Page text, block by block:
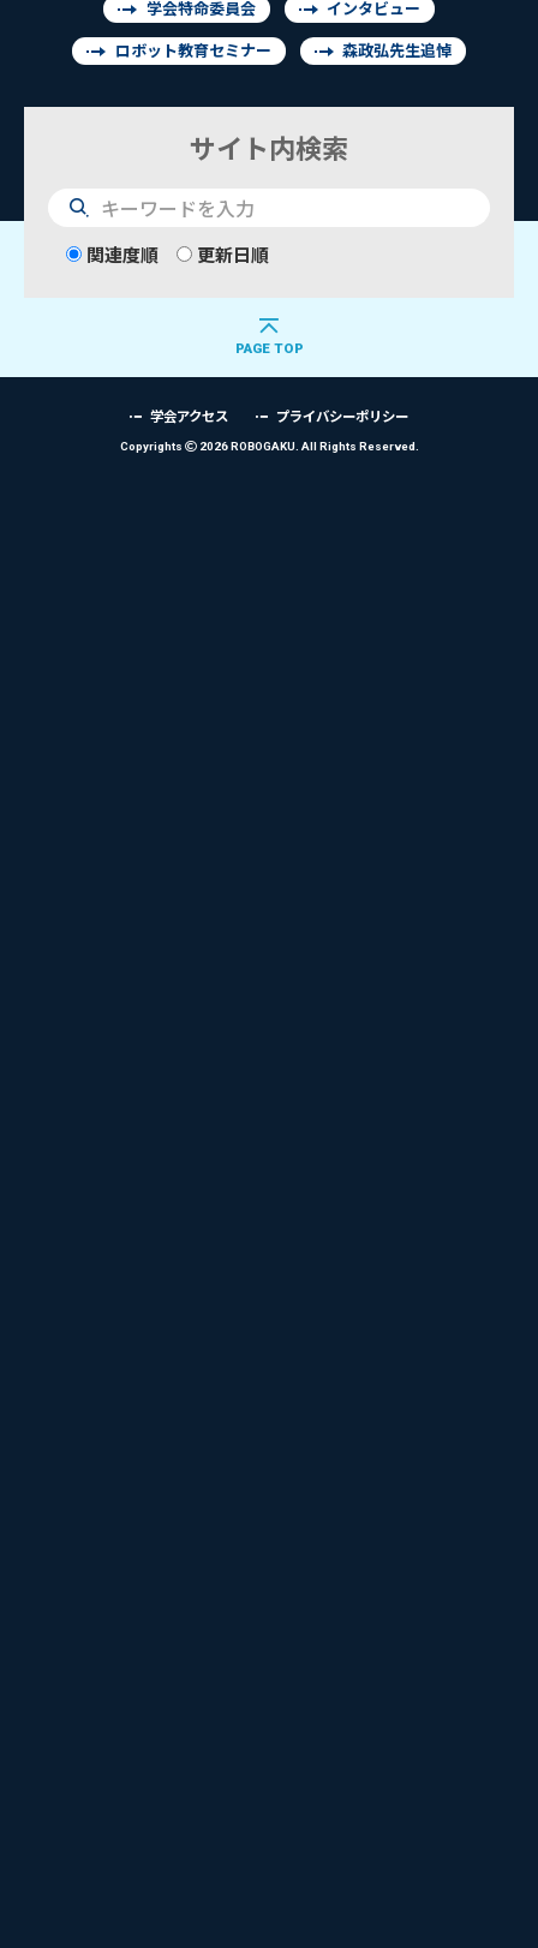
学会特命委員会 インタビュー
ロボット教育セミナー 森政弘先生追悼
サイト内検索
検
索
関連度順 更新日順
PAGE TOP
学会アクセス プライバシーポリシー
Copyrights 2026 ROBOGAKU. All Rights Reserved.